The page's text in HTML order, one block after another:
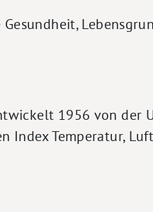
1956 von der
Index Temperatur,